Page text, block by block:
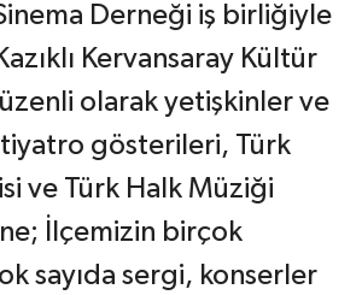
Derneği iş birliğiyle
Kervansaray Kültür
olarak yetişkinler ve
gösterileri, Türk
ve Türk Halk Müziği
İlçemizin birçok
sayıda sergi, konserler